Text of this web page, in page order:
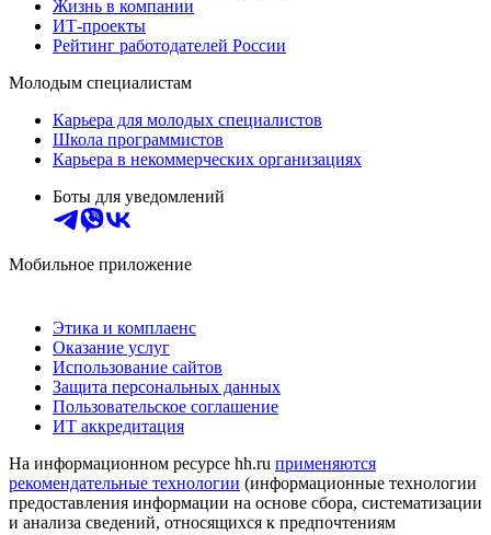
Жизнь в компании
ИТ-проекты
Рейтинг работодателей России
Молодым специалистам
Карьера для молодых специалистов
Школа программистов
Карьера в некоммерческих организациях
Боты для уведомлений
Мобильное приложение
Этика и комплаенс
Оказание услуг
Использование сайтов
Защита персональных данных
Пользовательское соглашение
ИТ аккредитация
На информационном ресурсе hh.ru применяются
рекомендательные технологии (информационные технологии
предоставления информации на основе сбора, систематизации
и анализа сведений, относящихся к предпочтениям